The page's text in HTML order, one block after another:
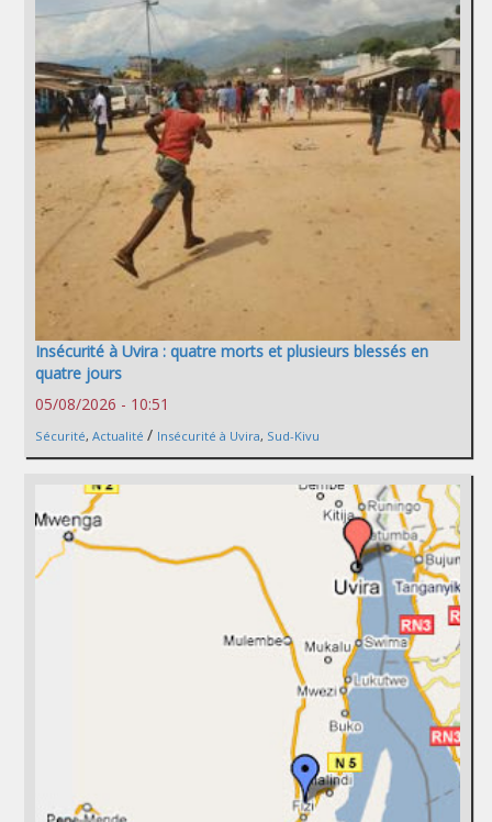
Insécurité à Uvira : quatre morts et plusieurs blessés en
quatre jours
05/08/2026 - 10:51
Sécurité, Actualité / Insécurité à Uvira, Sud-Kivu